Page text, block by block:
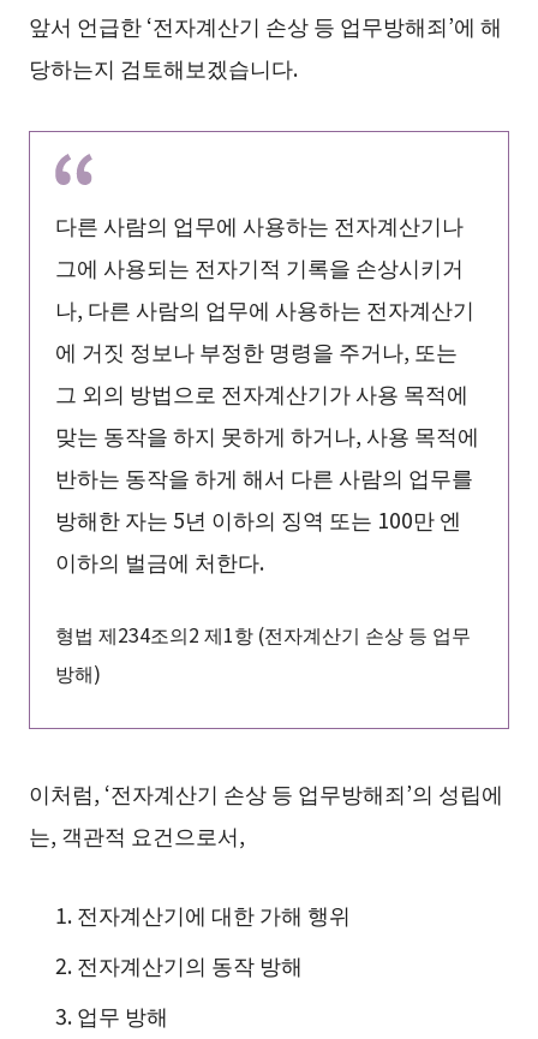
앞서 언급한 ‘전자계산기 손상 등 업무방해죄’에 해
당하는지 검토해보겠습니다.
다른 사람의 업무에 사용하는 전자계산기나
그에 사용되는 전자기적 기록을 손상시키거
나, 다른 사람의 업무에 사용하는 전자계산기
에 거짓 정보나 부정한 명령을 주거나, 또는
그 외의 방법으로 전자계산기가 사용 목적에
맞는 동작을 하지 못하게 하거나, 사용 목적에
반하는 동작을 하게 해서 다른 사람의 업무를
방해한 자는 5년 이하의 징역 또는 100만 엔
이하의 벌금에 처한다.
형법 제234조의2 제1항 (전자계산기 손상 등 업무
방해)
이처럼, ‘전자계산기 손상 등 업무방해죄’의 성립에
는, 객관적 요건으로서,
전자계산기에 대한 가해 행위
전자계산기의 동작 방해
업무 방해